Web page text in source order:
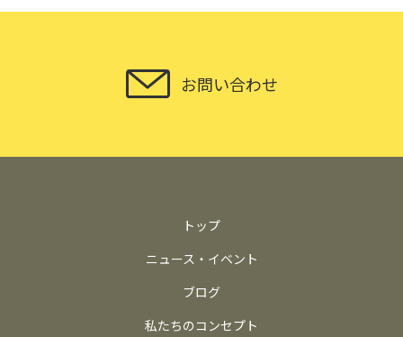
お問い合わせ
トップ
ニュース・イベント
ブログ
私たちのコンセプト